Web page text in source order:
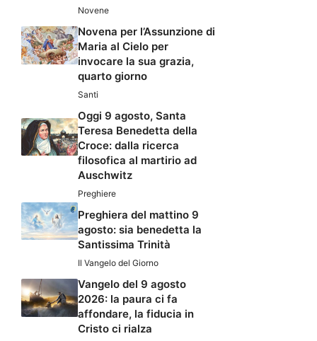
Novene
Novena per l’Assunzione di
Maria al Cielo per
invocare la sua grazia,
quarto giorno
Santi
Oggi 9 agosto, Santa
Teresa Benedetta della
Croce: dalla ricerca
filosofica al martirio ad
Auschwitz
Preghiere
Preghiera del mattino 9
agosto: sia benedetta la
Santissima Trinità
Il Vangelo del Giorno
Vangelo del 9 agosto
2026: la paura ci fa
affondare, la fiducia in
Cristo ci rialza